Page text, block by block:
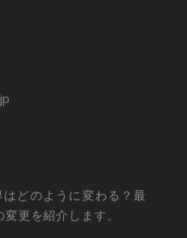
どのように変わる？最
更を紹介します。